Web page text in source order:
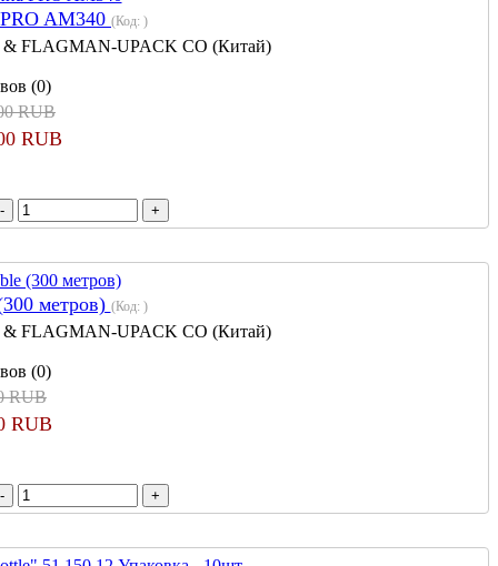
AM340 (Код: )
& FLAGMAN-UPACK CO (Китай)
(0)
RUB
RUB
метров) (Код: )
& FLAGMAN-UPACK CO (Китай)
(0)
RUB
RUB